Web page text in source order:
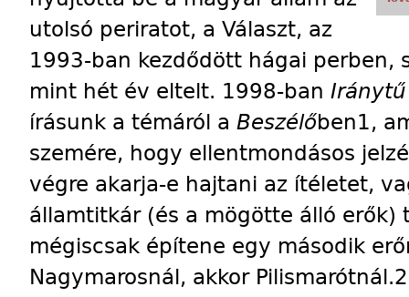
utolsó periratot, a Választ, az
1993-ban kezdődött hágai perben,
mint hét év eltelt. 1998-ban
írásunk a témáról a Beszélőben1,
szemére, hogy ellentmondásos
végre akarja-e hajtani az ítéletet,
államtitkár (és a mögötte álló erők)
mégiscsak építene egy második
Nagymarosnál, akkor Pilismarótnál.2